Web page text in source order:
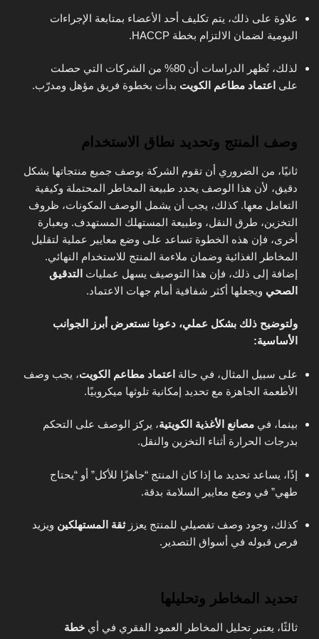
علاوة على ذلك، يتم تكليف أحد الأعضاء بمتابعة الإجراءات
اليومية لضمان الالتزام بخطة HACCP.
لذلك، تُظهر الدراسات أن 80% من الشركات التي حصلت
على اعتماد مطاعم الكويت بدأت بخطوة فريق مؤهل ومدرّب.
وصف المنتج وتحديد نطاق الاستخدام
ثانيًا، من الضروري أن تقوم الشركة بوصف جميع منتجاتها بشكل
دقيق، لأن هذا الوصف يحدد طبيعة المخاطر المحتملة وكيفية
التعامل معها. كذلك، يجب أن يشمل الوصف المكونات، ظروف
التخزين، طرق النقل، وطبيعة المستهلك المستهدف. وبعبارة
أخرى، فإن هذه الخطوة تساعد على وضع معايير عملية لتقليل
المخاطر الغذائية وضمان ملاءمة المنتج للاستخدام النهائي.
إضافة إلى ذلك، فإن هذا التوصيف يسهل عمليات التدقيق
الصحي ويجعلها أكثر شفافية أمام جهات الاعتماد.
ولتوضيح ذلك بشكل عملي، دعونا نستعرض أبرز الجوانب
الأساسية:
على سبيل المثال، في حالة اعتماد مطاعم الكويت، يجب وصف
الأطعمة الجاهزة مع تحديد إمكانية تلوثها ميكروبيًا.
بينما، في مصانع الأغذية الكويتية، يركز الوصف على التحكم
بدرجات الحرارة أثناء التخزين والنقل.
إذًا، يساعد تحديد ما إذا كان المنتج “جاهزًا للأكل” أو “يحتاج
طهي” في وضع معايير السلامة بدقة.
كذلك، وجود وصف تفصيلي للمنتج يعززثقة المستهلكين ويزيد
فرص قبوله في أسواق التصدير.
تحديد المخاطر وتحليلها
ثالثًا، يعتبر تحليل المخاطر العمود الفقري في أي خطة